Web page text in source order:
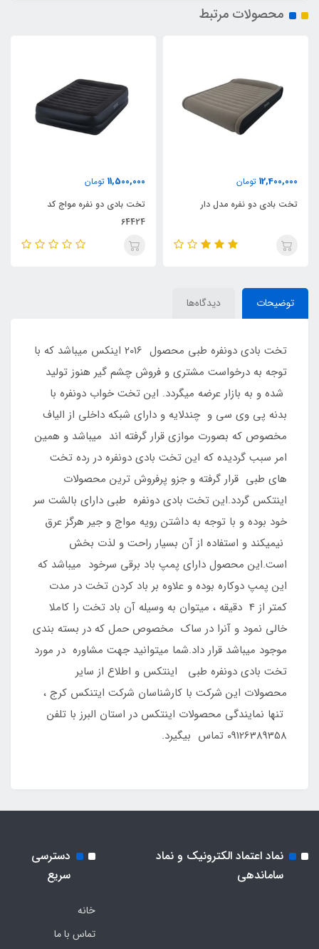
محصولات مرتبط
11,500,000
تخت بادی دو نفره مواج کد
9,600,000
تخت بادی یک نفره مواج کد
توضیحات دیدگاه‌ها
تخت بادی دونفره طبی محصول 2016 اینکس میباشد که با
توجه به درخواست مشتری و فروش چشم گیر هنوز تولید
شده و به بازار عرضه میگردد. این تخت خواب دونفره با
بدنه پی وی سی و چندلایه و دارای شبکه داخلی از الیاف
مخصوص که بصورت موازی قرار گرفته اند میباشد و همین
امر سبب گردیده که این تخت بادی دونفره در رده تخت
های طبی قرار گرفته و جزو پرفروش ترین محصولات
اینتکس گردد.این تخت بادی دونفره طبی دارای بالشت سر
خود بوده و با توجه به داشتن رویه مواج و جیر هرگز عرق
نیمیکند و استفاده از آن بسیار راحت و لذت بخش
است.این محصول دارای پمپ باد برقی سرخود میباشد که
این پمپ دوکاره بوده و علاوه بر باد کردن تخت در مدت
کمتر از 4 دقیقه ، میتوان به وسیله آن باد تخت را کاملا
خالی نمود و آنرا در ساک مخصوص حمل که در بسته بندی
موجود میباشد قرار داد.شما میتوانید جهت مشاوره در مورد
تخت بادی دونفره طبی اینتکس و اطلاع از سایر
محصولات این شرکت با کارشناسان شرکت ایتنکس کرج ،
تنها نمایندگی محصولات اینتکس در استان البرز با تلفن
09126389358 تماس بیگیرد.
نماد اعتماد الکترونیک و نماد
ساماندهی
دسترسی
سریع
خانه
تماس با ما